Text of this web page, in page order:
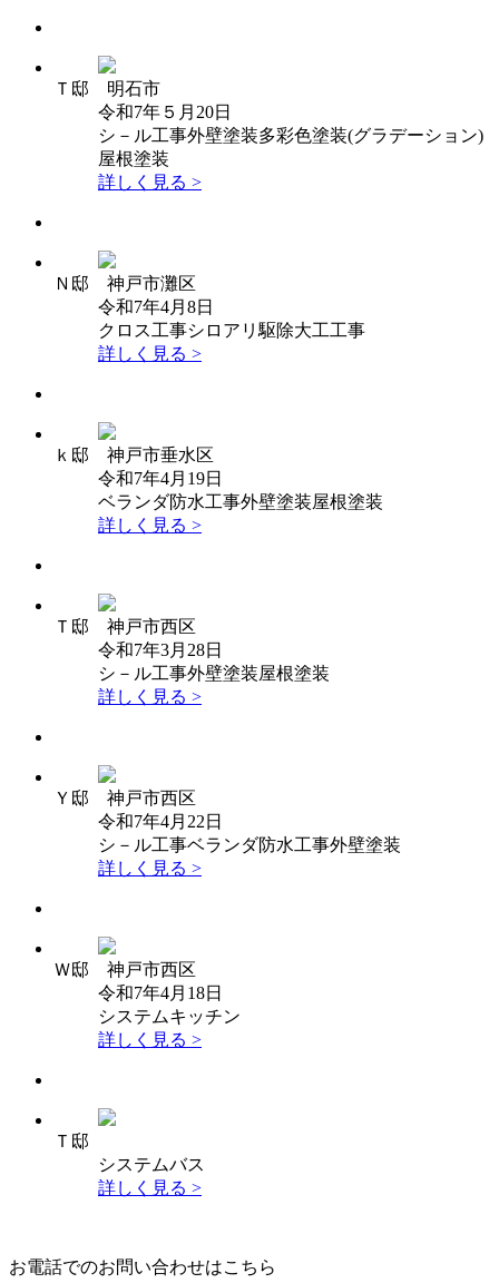
Ｔ邸 明石市
令和7年５月20日
シ－ル工事外壁塗装多彩色塗装(グラデーション)
屋根塗装
詳しく見る >
Ｎ邸 神戸市灘区
令和7年4月8日
クロス工事シロアリ駆除大工工事
詳しく見る >
ｋ邸 神戸市垂水区
令和7年4月19日
ベランダ防水工事外壁塗装屋根塗装
詳しく見る >
Ｔ邸 神戸市西区
令和7年3月28日
シ－ル工事外壁塗装屋根塗装
詳しく見る >
Ｙ邸 神戸市西区
令和7年4月22日
シ－ル工事ベランダ防水工事外壁塗装
詳しく見る >
Ｗ邸 神戸市西区
令和7年4月18日
システムキッチン
詳しく見る >
Ｔ邸
システムバス
詳しく見る >
お電話でのお問い合わせはこちら